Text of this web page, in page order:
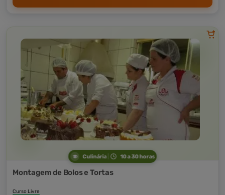
Culinária 10 a 30 horas
Montagem de Bolos e Tortas
Curso Livre